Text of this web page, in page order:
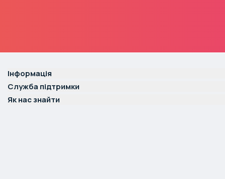
Інформація
Служба підтримки
Як нас знайти